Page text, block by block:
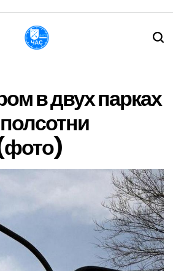
в двух парках